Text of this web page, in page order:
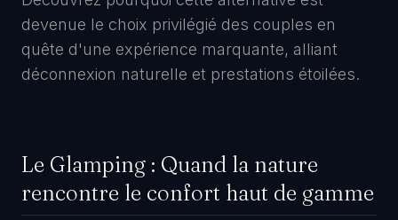
devenue le choix privilégié des couples en
quête d'une expérience marquante, alliant
déconnexion naturelle et prestations étoilées.
Le Glamping : Quand la nature
rencontre le confort haut de gamme